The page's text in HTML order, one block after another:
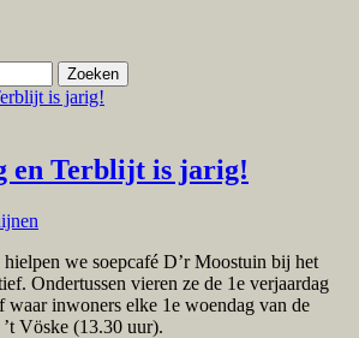
en Terblijt is jarig!
we soepcafé D’r Moostuin bij het
Ondertussen vieren ze de 1e verjaardag
waar inwoners elke 1e woendag van de
Vöske (13.30 uur).